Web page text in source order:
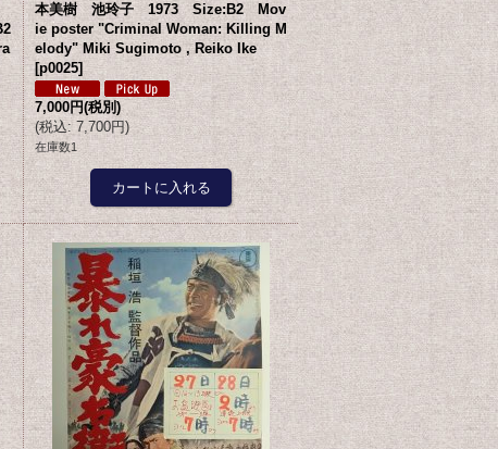
本美樹 池玲子 1973 Size:B2 Mov
ie poster "Criminal Woman: Killing M
elody" Miki Sugimoto , Reiko Ike
[p0025]
7,000円(税別)
(税込: 7,700円)
在庫数1